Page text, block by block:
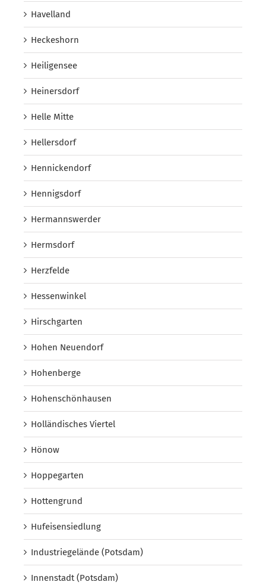
Havelland
Heckeshorn
Heiligensee
Heinersdorf
Helle Mitte
Hellersdorf
Hennickendorf
Hennigsdorf
Hermannswerder
Hermsdorf
Herzfelde
Hessenwinkel
Hirschgarten
Hohen Neuendorf
Hohenberge
Hohenschönhausen
Holländisches Viertel
Hönow
Hoppegarten
Hottengrund
Hufeisensiedlung
Industriegelände (Potsdam)
Innenstadt (Potsdam)